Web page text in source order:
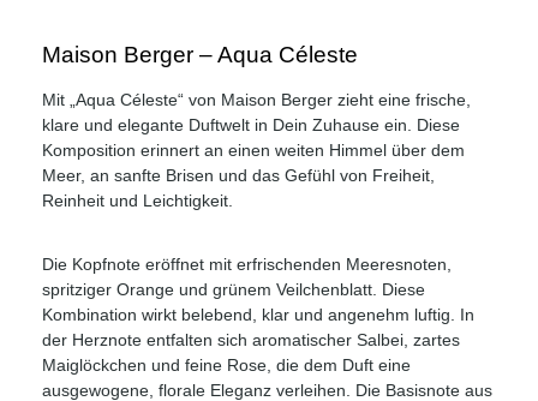
Maison Berger – Aqua Céleste
Mit „Aqua Céleste“ von Maison Berger zieht eine frische,
klare und elegante Duftwelt in Dein Zuhause ein. Diese
Komposition erinnert an einen weiten Himmel über dem
Meer, an sanfte Brisen und das Gefühl von Freiheit,
Reinheit und Leichtigkeit.
Die Kopfnote eröffnet mit erfrischenden Meeresnoten,
spritziger Orange und grünem Veilchenblatt. Diese
Kombination wirkt belebend, klar und angenehm luftig. In
der Herznote entfalten sich aromatischer Salbei, zartes
Maiglöckchen und feine Rose, die dem Duft eine
ausgewogene, florale Eleganz verleihen. Die Basisnote aus